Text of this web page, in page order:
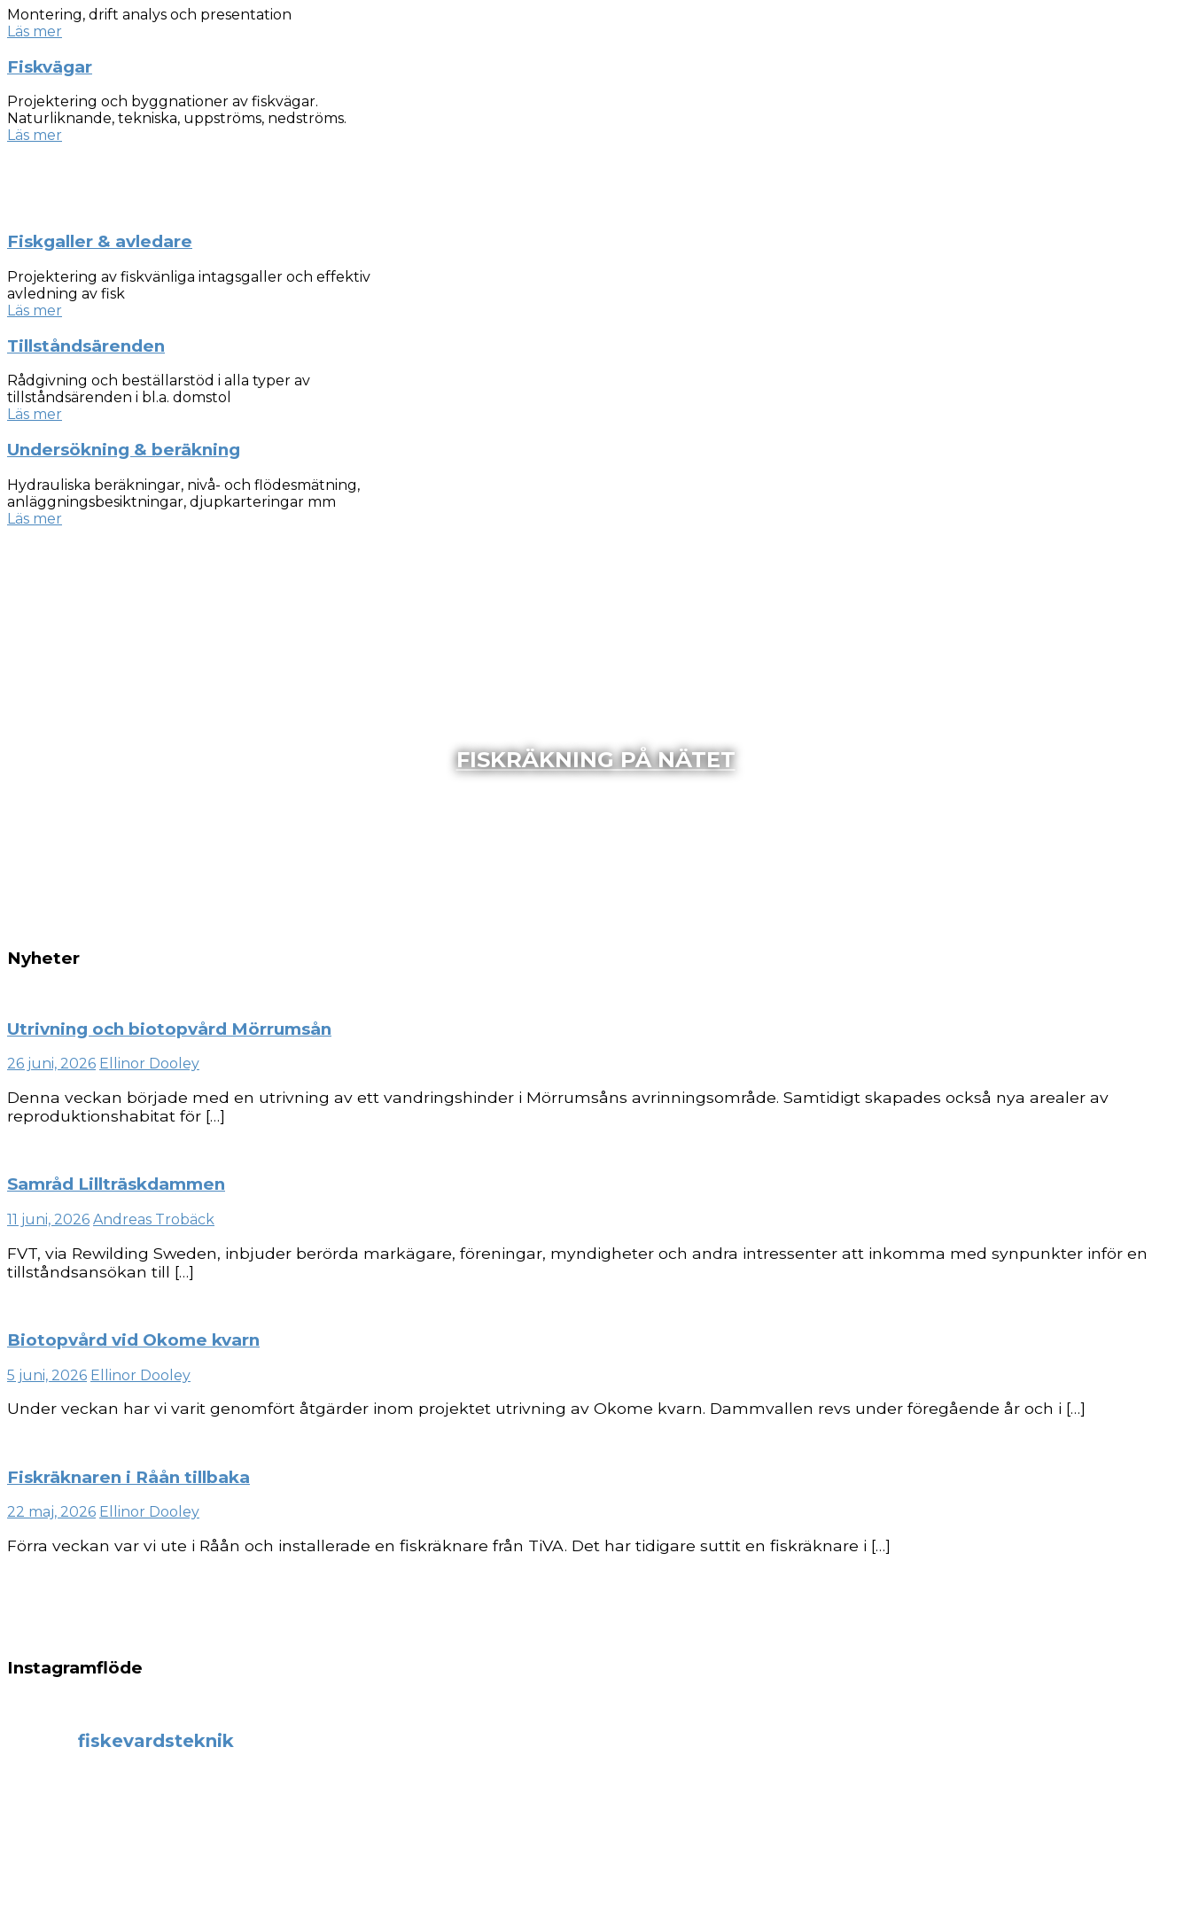
Montering, drift analys och presentation
Läs mer
Fiskvägar
Projektering och byggnationer av fiskvägar.
Naturliknande, tekniska, uppströms, nedströms.
Läs mer
Fiskgaller & avledare
Projektering av fiskvänliga intagsgaller och effektiv
avledning av fisk
Läs mer
Tillståndsärenden
Rådgivning och beställarstöd i alla typer av
tillståndsärenden i bl.a. domstol
Läs mer
Undersökning & beräkning
Hydrauliska beräkningar, nivå- och flödesmätning,
anläggningsbesiktningar, djupkarteringar mm
Läs mer
FISKRÄKNING PÅ NÄTET
Nyheter
Utrivning och biotopvård Mörrumsån
26 juni, 2026 Ellinor Dooley
Denna veckan började med en utrivning av ett vandringshinder i Mörrumsåns avrinningsområde. Samtidigt skapades också nya arealer av
reproduktionshabitat för […]
Samråd Lillträskdammen
11 juni, 2026 Andreas Trobäck
FVT, via Rewilding Sweden, inbjuder berörda markägare, föreningar, myndigheter och andra intressenter att inkomma med synpunkter inför en
tillståndsansökan till […]
Biotopvård vid Okome kvarn
5 juni, 2026 Ellinor Dooley
Under veckan har vi varit genomfört åtgärder inom projektet utrivning av Okome kvarn. Dammvallen revs under föregående år och i […]
Fiskräknaren i Råån tillbaka
22 maj, 2026 Ellinor Dooley
Förra veckan var vi ute i Råån och installerade en fiskräknare från TiVA. Det har tidigare suttit en fiskräknare i […]
Instagramflöde
fiskevardsteknik